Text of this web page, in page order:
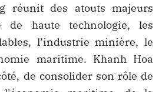
réunit des atouts majeurs
de haute technologie, les
l’industrie minière, le
maritime. Khanh Hoa
de consolider son rôle de